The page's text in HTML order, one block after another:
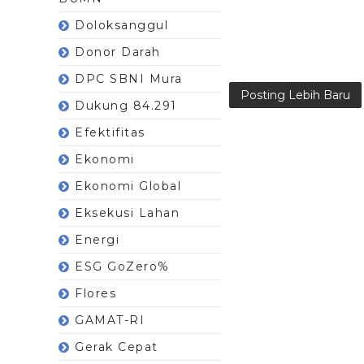
Doloksanggul
Donor Darah
DPC SBNI Mura
Dukung 84.291
Efektifitas
Ekonomi
Ekonomi Global
Eksekusi Lahan
Energi
ESG GoZero%
Flores
GAMAT-RI
Gerak Cepat
Posting Lebih Baru